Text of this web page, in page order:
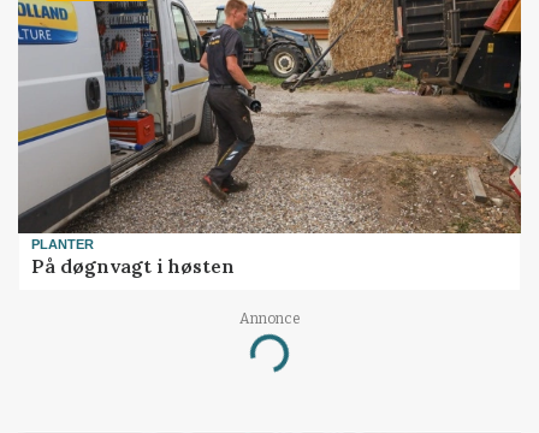
PLANTER
På døgnvagt i høsten
Annonce
Loading...